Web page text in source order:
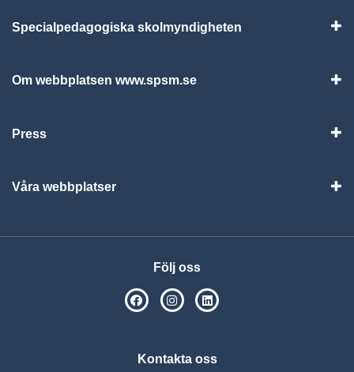
Specialpedagogiska skolmyndigheten
Om webbplatsen www.spsm.se
Press
Våra webbplatser
Följ oss
SPSM på Facebook
SPSM på Instagram
Kontakta oss